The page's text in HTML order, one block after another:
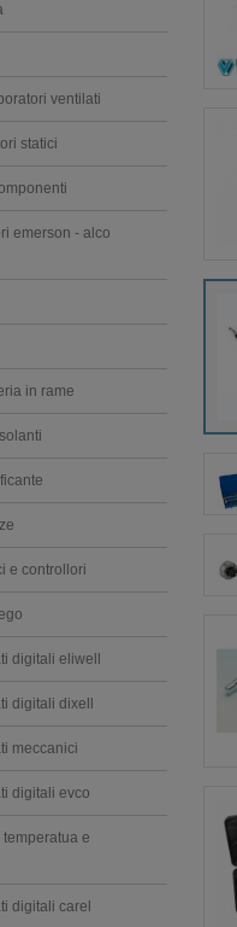
ventilati
statici
emerson - alco
in rame
e controllori
digitali eliwell
digitali dixell
meccanici
digitali evco
e
digitali carel